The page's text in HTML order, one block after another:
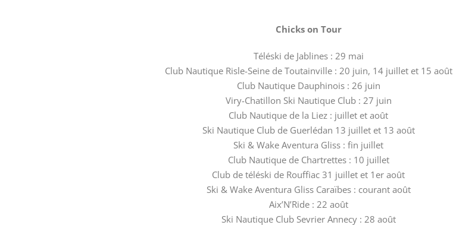
Chicks on Tour
Téléski de Jablines : 29 mai
Club Nautique Risle-Seine de Toutainville : 20 juin, 14 juillet et 15 août
Club Nautique Dauphinois : 26 juin
Viry-Chatillon Ski Nautique Club : 27 juin
Club Nautique de la Liez : juillet et août
Ski Nautique Club de Guerlédan 13 juillet et 13 août
Ski & Wake Aventura Gliss : fin juillet
Club Nautique de Chartrettes : 10 juillet
Club de téléski de Rouffiac 31 juillet et 1er août
Ski & Wake Aventura Gliss Caraïbes : courant août
Aix’N’Ride : 22 août
Ski Nautique Club Sevrier Annecy : 28 août